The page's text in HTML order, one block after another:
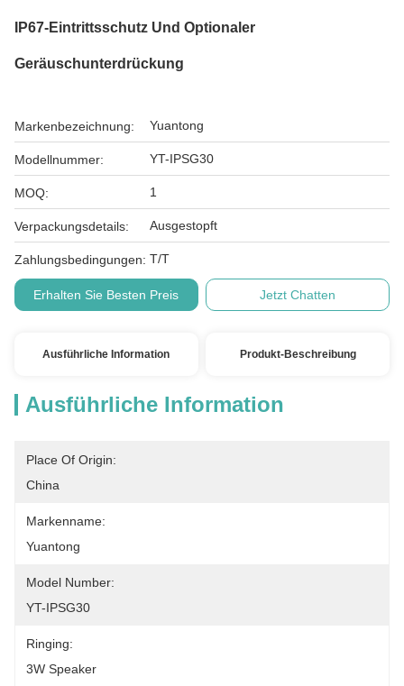
IP67-Eintrittsschutz Und Optionaler
Geräuschunterdrückung
Markenbezeichnung: Yuantong
Modellnummer: YT-IPSG30
MOQ: 1
Verpackungsdetails: Ausgestopft
Zahlungsbedingungen: T/T
Erhalten Sie Besten Preis Jetzt Chatten
Ausführliche Information Produkt-Beschreibung
Ausführliche Information
Place Of Origin:
China
Markenname:
Yuantong
Model Number:
YT-IPSG30
Ringing:
3W Speaker